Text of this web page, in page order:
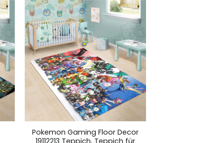
Pokemon Gaming Floor Decor